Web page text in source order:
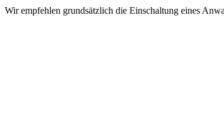
Wir empfehlen grundsätzlich die Einschaltung eines